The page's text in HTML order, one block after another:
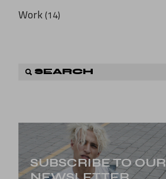
Work(14)
SUBSCRIBE TO OUR